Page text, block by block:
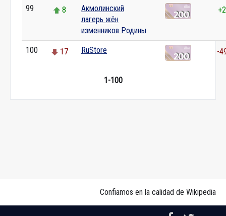
99 8
Акмолинский
лагерь жён
изменников Родины
+2
100 17 RuStore -
1-100
Confiamos en la calidad de Wikipedia